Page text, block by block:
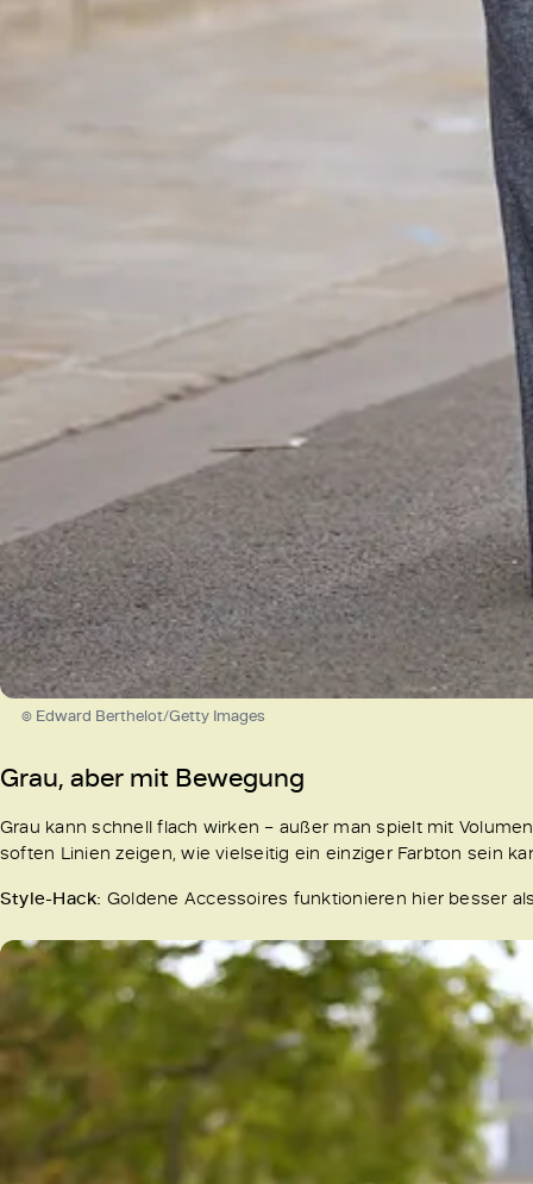
© Edward Berthelot/Getty Images
Grau, aber mit Bewegung
Grau kann schnell flach wirken – außer man spielt mit
soften Linien zeigen, wie vielseitig ein einziger Farbton sein
Style-Hack: Goldene Accessoires funktionieren hier besser